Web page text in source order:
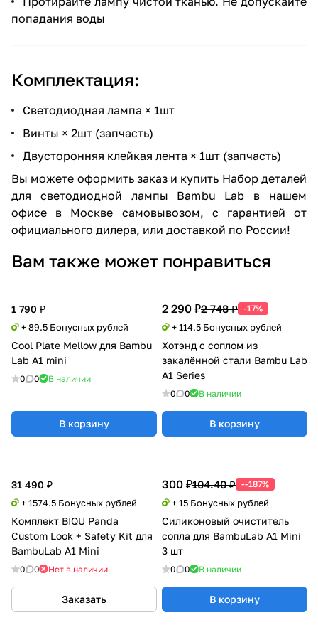
попадания воды
Комплектация:
Светодиодная лампа × 1шт
Винты × 2шт (запчасть)
Двусторонняя клейкая лента × 1шт (запчасть)
Вы можете оформить заказ и купить Набор деталей
для светодиодной лампы Bambu Lab в нашем
офисе в Москве самовывозом, с гарантией от
официального дилера, или доставкой по России!
Вам также может понравиться
1 790 ₽
+ 89.5 Бонусных рублей
Cool Plate Mellow для Bambu
Lab A1 mini
0 0 В наличии
В корзину
2 290 ₽2 748 ₽ -17%
+ 114.5 Бонусных рублей
Хотэнд с соплом из
закалённой стали Bambu Lab
A1 Series
0 0 В наличии
В корзину
300 ₽104.40 ₽ --187%
+ 15 Бонусных рублей
Силиконовый очиститель
сопла для BambuLab A1 Mini
3 шт
0 0 В наличии
В корзину
31 490 ₽
+ 1574.5 Бонусных рублей
Комплект BIQU Panda
Custom Look + Safety Kit для
BambuLab A1 Mini
0 0 Нет в наличии
Заказать